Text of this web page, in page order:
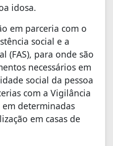
idosa.
em parceria com o
social e a
(FAS), para onde são
necessários em
social da pessoa
com a Vigilância
determinadas
em casas de